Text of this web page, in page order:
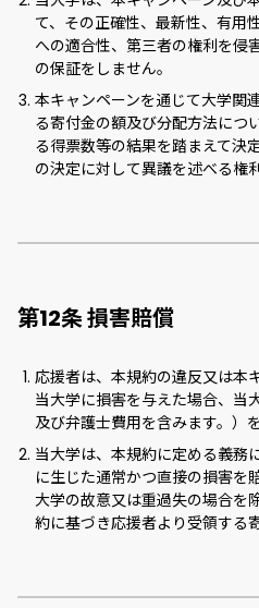
て、その正確性、最新性、有用
への適合性、第三者の権利を侵
の保証をしません。
本キャンペーンを通じて大学関
る寄付金の額及び分配方法につ
る得票数等の結果を踏まえて決
の決定に対して異議を述べる権
第12条 損害賠償
応援者は、本規約の違反又は本
当大学に損害を与えた場合、当
及び弁護士費用を含みます。）
当大学は、本規約に定める義務
に生じた通常かつ直接の損害を
大学の故意又は重過失の場合を
約に基づき応援者より受領する